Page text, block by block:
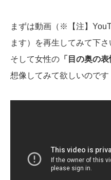
まずは動画（※【注】
ます）を再生してみて下さ
そして女性の 「目の奥の表
想像してみて欲しいのです